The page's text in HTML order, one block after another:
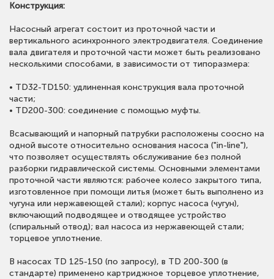
Конструкция:
Насосный агрегат состоит из проточной части и
вертикального асинхронного электродвигателя. Соединение
вала двигателя и проточной части может быть реализовано
несколькими способами, в зависимости от типоразмера:
• TD32-TD150: удлиненная конструкция вала проточной
части;
• TD200-300: соединение с помощью муфты.
Всасывающий и напорный патрубки расположены соосно на
одной высоте относительно основания насоса ("in-line"),
что позволяет осуществлять обслуживание без полной
разборки гидравлической системы. Основными элементами
проточной части являются: рабочее колесо закрытого типа,
изготовленное при помощи литья (может быть выполнено из
чугуна или нержавеющей стали); корпус насоса (чугун),
включающий подводящее и отводящее устройство
(спиральный отвод); вал насоса из нержавеющей стали;
торцевое уплотнение.
В насосах TD 125-150 (по запросу), в TD 200-300 (в
стандарте) применено картриджное торцевое уплотнение,